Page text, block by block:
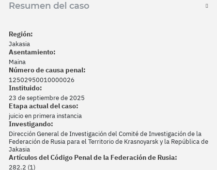
Resumen del caso
Región:
Jakasia
Asentamiento:
Maina
Número de causa penal:
12502950010000026
Instituido:
23 de septiembre de 2025
Etapa actual del caso:
juicio en primera instancia
Investigando:
Dirección General de Investigación del Comité de Investigación de la
Federación de Rusia para el Territorio de Krasnoyarsk y la República de
Jakasia
Artículos del Código Penal de la Federación de Rusia:
282.2 (1)